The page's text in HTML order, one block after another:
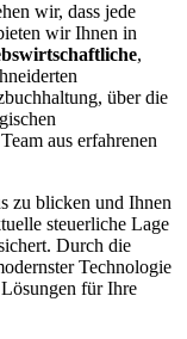
wir, dass jede
wir Ihnen in
,
über die
aus erfahrenen
zu blicken und Ihnen
steuerliche Lage
Durch die
Technologie
für Ihre